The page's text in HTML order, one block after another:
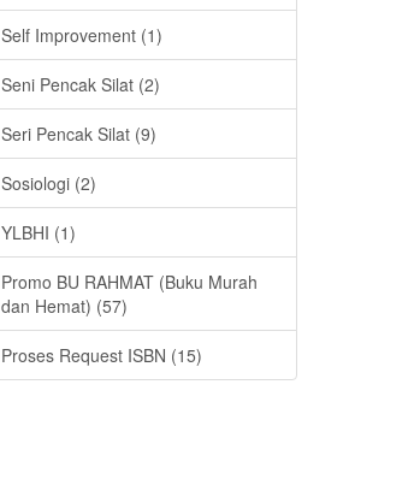
Self Improvement (1)
Seni Pencak Silat (2)
Seri Pencak Silat (9)
Sosiologi (2)
YLBHI (1)
Promo BU RAHMAT (Buku Murah
dan Hemat) (57)
Proses Request ISBN (15)